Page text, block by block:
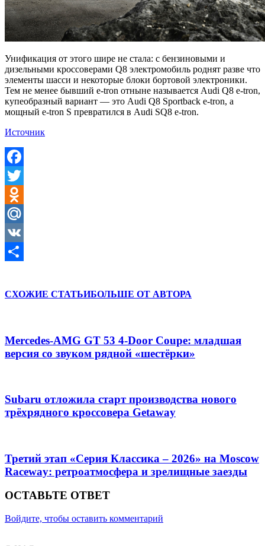
Унификация от этого шире не стала: с бензиновыми и
дизельными кроссоверами Q8 электромобиль роднят разве что
элементы шасси и некоторые блоки бортовой электроники.
Тем не менее бывший e-tron отныне называется Audi Q8 e-tron,
купеобразный вариант — это Audi Q8 Sportback e-tron, а
мощный e-tron S превратился в Audi SQ8 e-tron.
Источник
Facebook
Twitter
Odnoklassniki
Mail.Ru
VK
СХОЖИЕ СТАТЬИБОЛЬШЕ ОТ АВТОРА
Mercedes-AMG GT 53 4-Door Coupe: младшая
версия со звуком рядной «шестёрки»
Subaru отложила старт производства нового
трёхрядного кроссовера Getaway
Третий этап «Серия Классика – 2026» на Moscow
Raceway: ретроатмосфера и зрелищные заезды
ОСТАВЬТЕ ОТВЕТ
Войдите, чтобы оставить комментарий